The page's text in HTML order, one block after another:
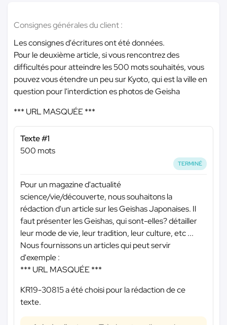
Consignes générales du client :
Les consignes d'écritures ont été données.
Pour le deuxième article, si vous rencontrez des
difficultés pour atteindre les 500 mots souhaités, vous
pouvez vous étendre un peu sur Kyoto, qui est la ville en
question pour l'interdiction es photos de Geisha
*** URL MASQUÉE ***
Texte #1
500 mots
TERMINÉ
Pour un magazine d'actualité
science/vie/découverte, nous souhaitons la
rédaction d'un article sur les Geishas Japonaises. Il
faut présenter les Geishas, qui sont-elles? détailler
leur mode de vie, leur tradition, leur culture, etc ...
Nous fournissons un articles qui peut servir
d'exemple :
*** URL MASQUÉE ***
KR19-30815 a été choisi pour la rédaction de ce
texte.